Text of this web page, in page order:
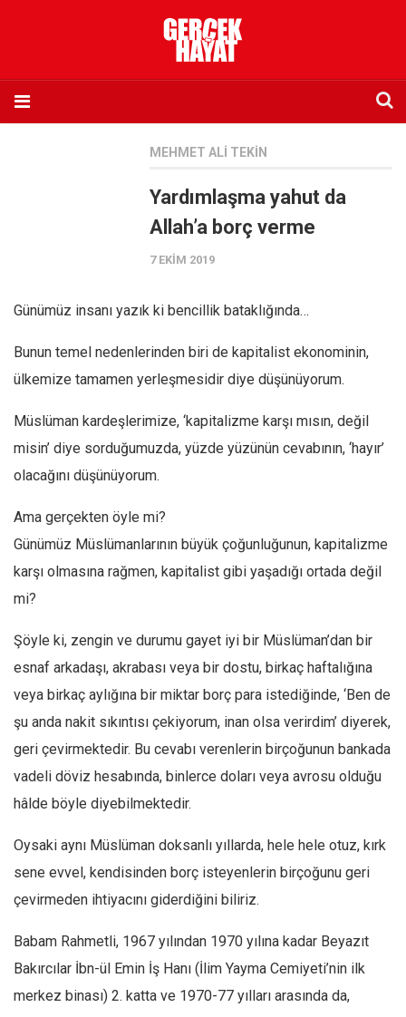
Abone olmak istiyorum
Sosyal Medya
Twitter
Facebook
Instagram
YouTube
Yazarlar
Kemal Özer
Yvonne Ridley
Barış Tarımcıoğlu
Ömer Kayani
Yusuf Armağan
Hasanali Yıldırım
Leyla Şerif Emin
Selçuk Türkyılmaz
Mehmet Ali Tekin
Abir E. Nahas
Amina S. Jenenkovic
Esra Elönü
» Yazar arşivi
MEHMET ALI TEKIN
Yardımlaşma yahut da
Allah’a borç verme
7 EKIM 2019
Günümüz insanı yazık ki bencillik bataklığında…
Bunun temel nedenlerinden biri de kapitalist ekonominin,
ülkemize tamamen yerleşmesidir diye düşünüyorum.
Müslüman kardeşlerimize, ‘kapitalizme karşı mısın, değil
misin’ diye sorduğumuzda, yüzde yüzünün cevabının, ‘hayır’
olacağını düşünüyorum.
Ama gerçekten öyle mi?
Günümüz Müslümanlarının büyük çoğunluğunun, kapitalizme
karşı olmasına rağmen, kapitalist gibi yaşadığı ortada değil
mi?
Şöyle ki, zengin ve durumu gayet iyi bir Müslüman’dan bir
esnaf arkadaşı, akrabası veya bir dostu, birkaç haftalığına
veya birkaç aylığına bir miktar borç para istediğinde, ‘Ben de
şu anda nakit sıkıntısı çekiyorum, inan olsa verirdim’ diyerek,
geri çevirmektedir. Bu cevabı verenlerin birçoğunun bankada
vadeli döviz hesabında, binlerce doları veya avrosu olduğu
hâlde böyle diyebilmektedir.
Oysaki aynı Müslüman doksanlı yıllarda, hele hele otuz, kırk
sene evvel, kendisinden borç isteyenlerin birçoğunu geri
çevirmeden ihtiyacını giderdiğini biliriz.
Babam Rahmetli, 1967 yılından 1970 yılına kadar Beyazıt
Bakırcılar İbn-ül Emin İş Hanı (İlim Yayma Cemiyeti’nin ilk
merkez binası) 2. katta ve 1970-77 yılları arasında da,